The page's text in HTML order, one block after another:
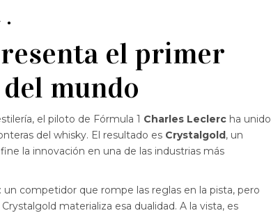
el primer
mundo
el piloto de Fórmula 1 Charles Leclerc ha unido
del whisky. El resultado es Crystalgold, un
la innovación en una de las industrias más
un competidor que rompe las reglas en la pista, pero
materializa esa dualidad. A la vista, es